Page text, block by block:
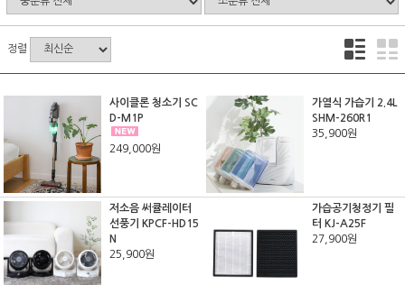
정렬
사이클론 청소기 SC
D-M1P
249,000원
가열식 가습기 2.4L
SHM-260R1
35,900원
저소음 써큘레이터
선풍기 KPCF-HD15
N
25,900원
가습공기청정기 필
터 KJ-A25F
27,900원